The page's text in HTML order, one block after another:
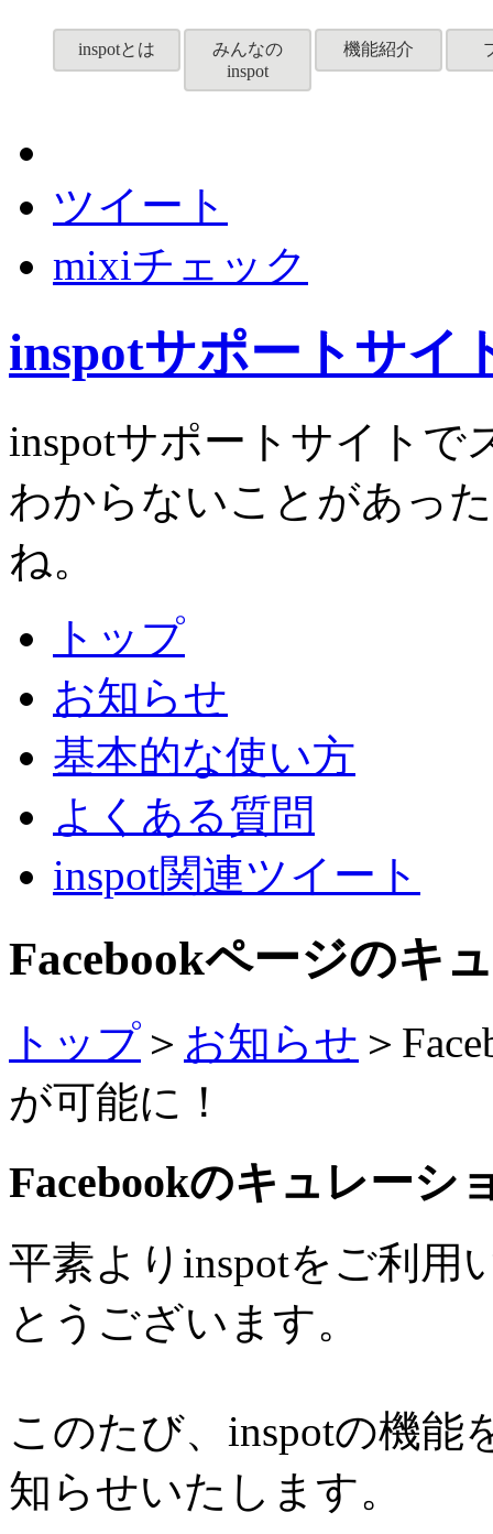
inspotとは
みんなの
inspot
機能紹介
ツイート
mixiチェック
inspotサポートサイ
inspotサポートサイトで
わからないことがあっ
ね。
トップ
お知らせ
基本的な使い方
よくある質問
inspot関連ツイート
Facebookページのキ
トップ ＞ お知らせ ＞
が可能に！
Facebookのキュレーシ
平素よりinspotをご利用
とうございます。
このたび、inspotの機能
知らせいたします。